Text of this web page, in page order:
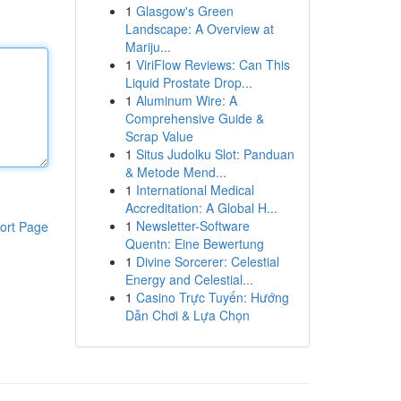
Page
1 Glasgow's Green
Landscape: A Overview at
Mariju...
1 ViriFlow Reviews: Can This
Liquid Prostate Drop...
1 Aluminum Wire: A
Comprehensive Guide &
Scrap Value
1 Situs Judolku Slot: Panduan
& Metode Mend...
1 International Medical
Accreditation: A Global H...
1 Newsletter-Software
Quentn: Eine Bewertung
1 Divine Sorcerer: Celestial
Energy and Celestial...
1 Casino Trực Tuyến: Hướng
Dẫn Chơi & Lựa Chọn